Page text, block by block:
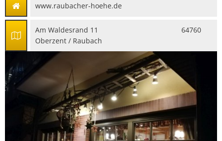
www.raubacher-hoehe.de
Am Waldesrand 11 64760
Oberzent / Raubach